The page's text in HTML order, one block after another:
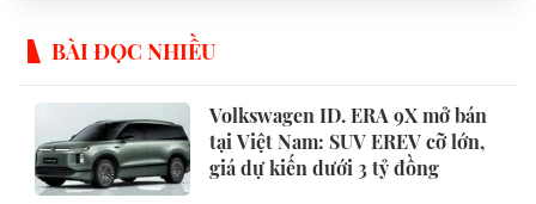
BÀI ĐỌC NHIỀU
Volkswagen ID. ERA 9X mở bán
tại Việt Nam: SUV EREV cỡ lớn,
giá dự kiến dưới 3 tỷ đồng